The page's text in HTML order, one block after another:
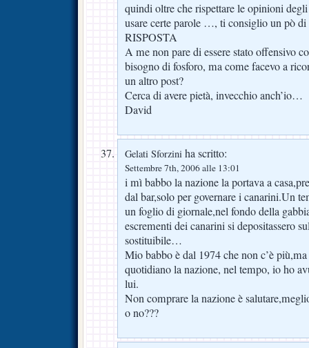
quindi oltre che rispettare le opinioni
usare certe parole …, ti consiglio un pò di
RISPOSTA
A me non pare di essere stato offensivo
bisogno di fosforo, ma come facevo a
un altro post?
Cerca di avere pietà, invecchio anch’io…
David
Gelati Sforzini ha scritto:
Settembre 7th, 2006 alle 13:01
i mì babbo la nazione la portava a
dal bar,solo per governare i canarini.Un
un foglio di giornale,nel fondo della
escrementi dei canarini si depositassero
sostituibile…
Mio babbo è dal 1974 che non c’è
quotidiano la nazione, nel tempo, io ho
lui.
Non comprare la nazione è
o no???